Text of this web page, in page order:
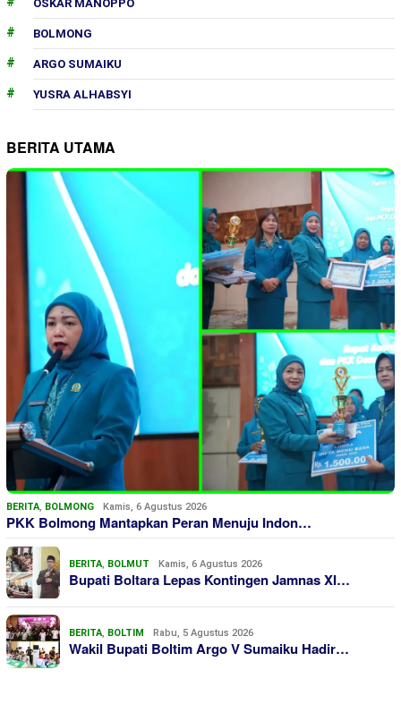
OSKAR MANOPPO
BOLMONG
ARGO SUMAIKU
YUSRA ALHABSYI
BERITA UTAMA
BERITA, BOLMONG Kamis, 6 Agustus 2026
PKK Bolmong Mantapkan Peran Menuju Indon…
BERITA, BOLMUT Kamis, 6 Agustus 2026
Bupati Boltara Lepas Kontingen Jamnas XI…
BERITA, BOLTIM Rabu, 5 Agustus 2026
Wakil Bupati Boltim Argo V Sumaiku Hadir…